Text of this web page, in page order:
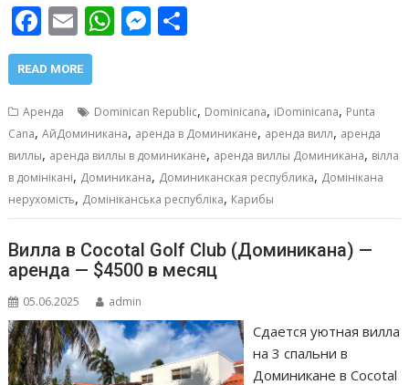
F
ac
e
b
o
o
k
E
m
ai
l
W
s
A
p
p
M
e
n
g
er
р
а
в
и
т
ь
READ MORE
Аренда Dominican Republic, Dominicana, iDominicana, Punta
Cana,АйДоминикана, аренда в Доминикане, аренда вилл, аренда
виллы, аренда виллы в доминикане, аренда виллы Доминикана, вілла
в домінікані, Доминикана, Доминиканская республика, Домінікана
нерухомість, Домініканська республіка, Карибы
Вилла в Cocotal Golf Club (Доминикана) —
аренда — $4500 в месяц
05.06.2025 admin
Сдается уютная вилла
на 3 спальни в
Доминикане в Cocotal